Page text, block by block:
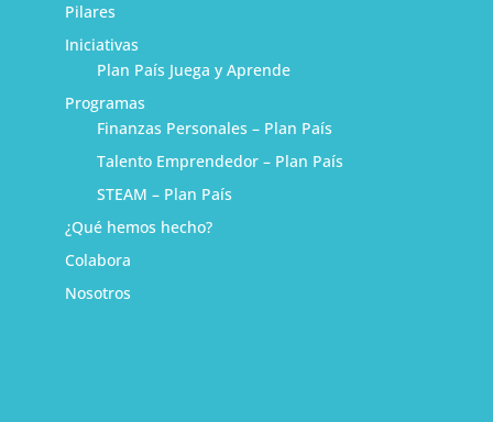
Pilares
Iniciativas
Plan País Juega y Aprende
Programas
Finanzas Personales – Plan País
Talento Emprendedor – Plan País
STEAM – Plan País
¿Qué hemos hecho?
Colabora
Nosotros